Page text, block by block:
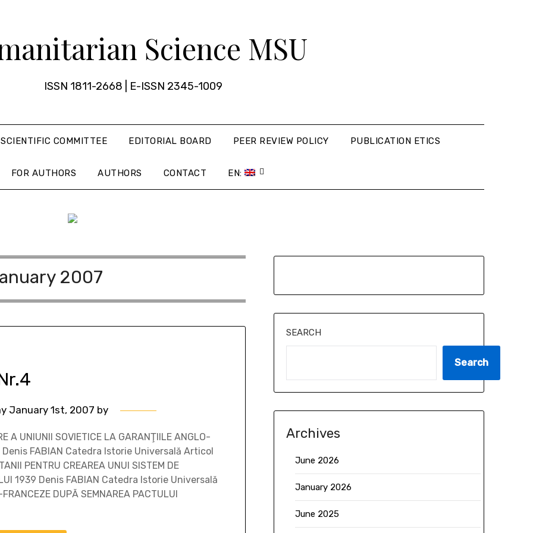
Science MSU
ISSN 1811-2668 | E-ISSN 2345-1009
SCIENTIFIC COMMITTEE EDITORIAL BOARD PEER REVIEW POLICY PUBLICATION ETICS
FOR AUTHORS AUTHORS CONTACT EN:
2007
January 1st, 2007 by
A UNIUNII SOVIETICE LA GARANŢIILE ANGLO-
Denis FABIAN Catedra Istorie Universală Articol
PENTRU CREAREA UNUI SISTEM DE
1939 Denis FABIAN Catedra Istorie Universală
DUPĂ SEMNAREA PACTULUI
SEARCH
Search
Archives
June 2026
January 2026
June 2025